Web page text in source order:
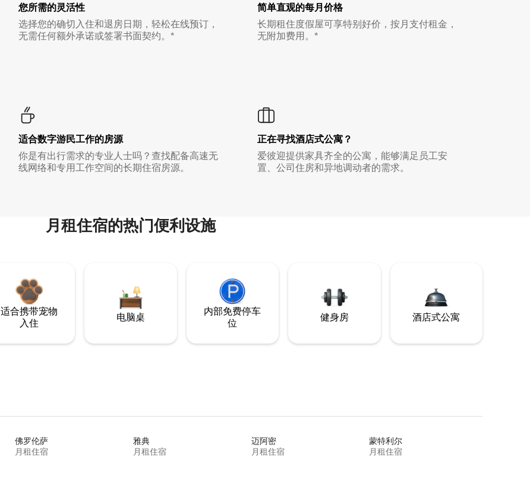
您所需的灵活性
选择您的确切入住和退房日期，轻松在线预订，
无需任何额外承诺或签署书面契约。*
简单直观的每月价格
长期租住度假屋可享特别好价，按月支付租金，
无附加费用。*
适合数字游民工作的房源
你是有出行需求的专业人士吗？查找配备高速无
线网络和专用工作空间的长期住宿房源。
正在寻找酒店式公寓？
爱彼迎提供家具齐全的公寓，能够满足员工安
置、公司住房和异地调动者的需求。
月租住宿的热门便利设施
适合携带宠物
入住
电脑桌
内部免费停车
位
健身房 酒店式公寓
佛罗伦萨
月租住宿
雅典
月租住宿
迈阿密
月租住宿
蒙特利尔
月租住宿